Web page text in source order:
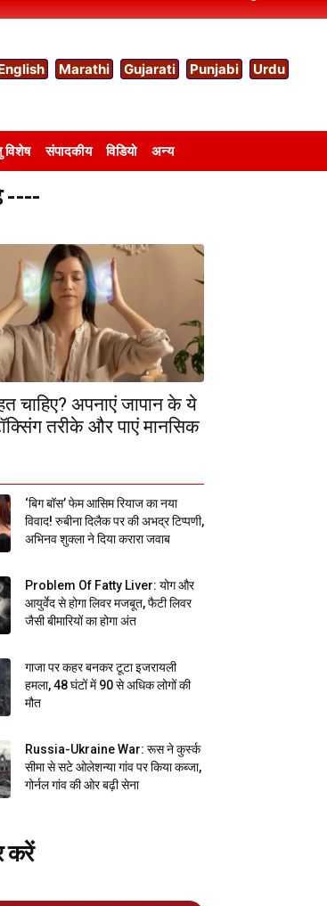
Marathi Gujarati Punjabi Urdu
विशेष संपादकीय विडियो अन्य
----
चाहिए? अपनाएं जापान के ये
तरीके और पाएं मानसिक
‘बिग बॉस’ फेम आसिम रियाज का नया
विवाद! रुबीना दिलैक पर की अभद्र टिप्पणी,
अभिनव शुक्ला ने दिया करारा जवाब
Problem Of Fatty Liver: योग और
आयुर्वेद से होगा लिवर मजबूत, फैटी लिवर
जैसी बीमारियों का होगा अंत
गाजा पर कहर बनकर टूटा इजरायली
हमला, 48 घंटों में 90 से अधिक लोगों की
मौत
Russia-Ukraine War: रूस ने कुर्स्क
सीमा से सटे ओलेशन्या गांव पर किया कब्जा,
गोर्नल गांव की ओर बढ़ी सेना
करें